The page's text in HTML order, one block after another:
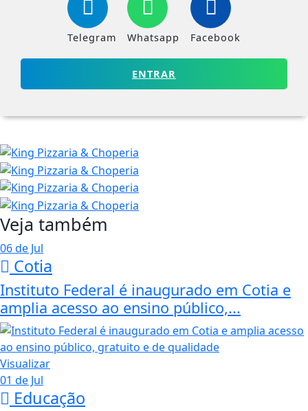
Telegram Whatsapp Facebook
ENTRAR
Veja também
06 de Jul
Cotia
Instituto Federal é inaugurado em Cotia e
amplia acesso ao ensino público,...
Visualizar
01 de Jul
Educação